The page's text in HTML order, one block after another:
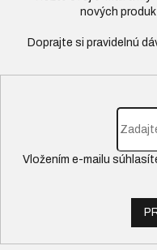
nových
Vložením e-mailu